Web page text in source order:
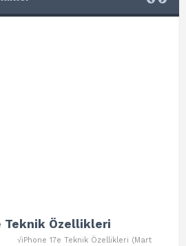
Teknik Özellikleri
17e Teknik Özellikleri (Mart